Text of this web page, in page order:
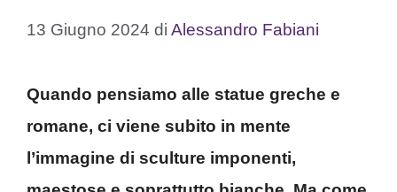
13 Giugno 2024 di Alessandro Fabiani
Quando pensiamo alle statue greche e
romane, ci viene subito in mente
l’immagine di sculture imponenti,